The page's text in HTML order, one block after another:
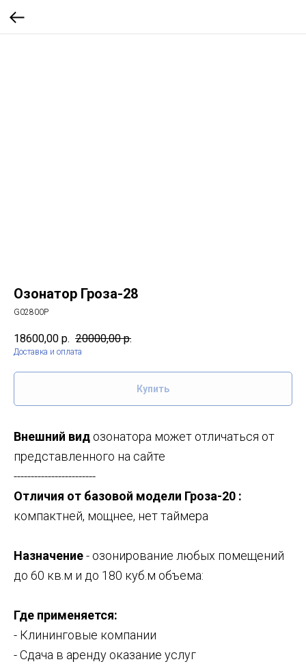
Озонатор Гроза-28
G02800P
18600,00 р. 20000,00 р.
Доставка и оплата
Купить
Внешний вид озонатора может отличаться от
представленного на сайте
------------------------
Отличия от базовой модели Гроза-20 :
компактней, мощнее, нет таймера
Назначение- озонирование любых помещений
до 60 кв.м и до 180 куб.м объема:
Где применяется:
- Клининговые компании
- Сдача в аренду оказание услуг